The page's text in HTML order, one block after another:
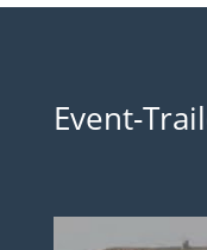
Event-